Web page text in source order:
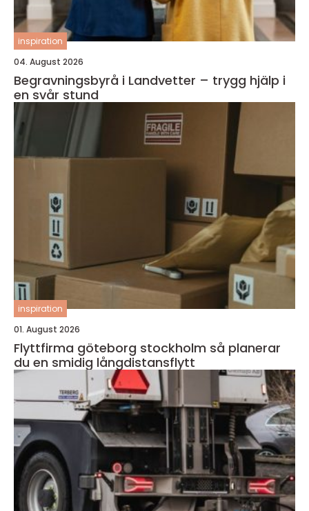
inspiration
04. August 2026
Begravningsbyrå i Landvetter – trygg hjälp i
en svår stund
inspiration
01. August 2026
Flyttfirma göteborg stockholm så planerar
du en smidig långdistansflytt